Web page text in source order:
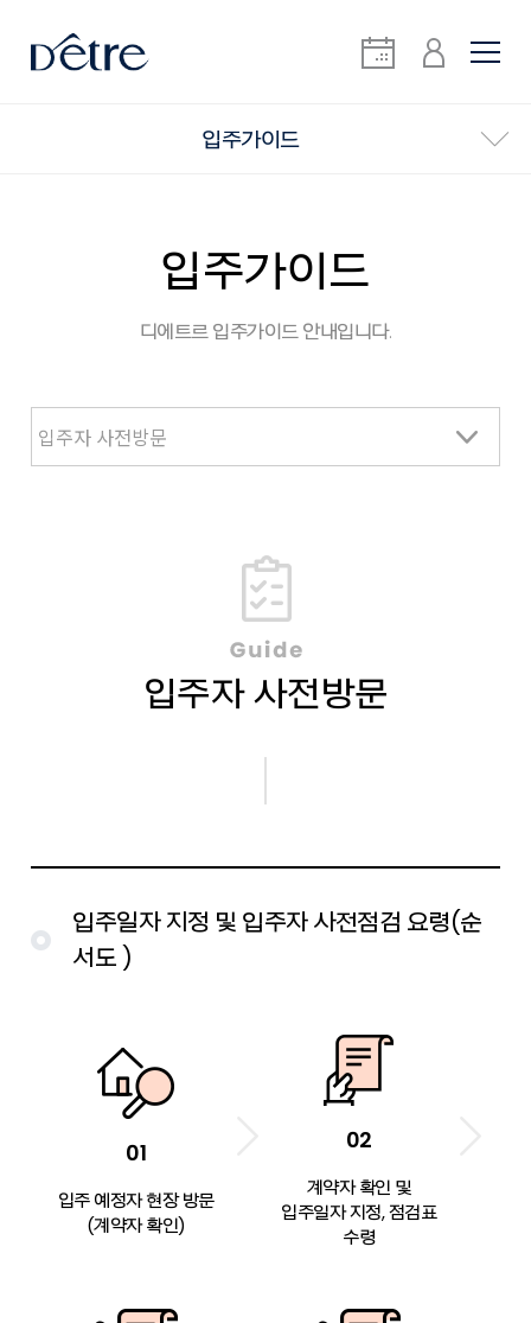
입주가이드
입주가이드
디에트르 입주가이드 안내입니다.
입주자 사전방문
입주일자 지정 및 입주자 사전점검 요령(순
서도 )
01
입주 예정자 현장 방문
(계약자 확인)
02
계약자 확인 및
입주일자 지정, 점검표
수령